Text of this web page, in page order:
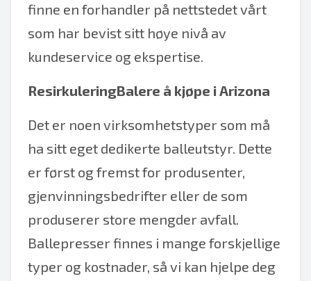
finne en forhandler på nettstedet vårt
som har bevist sitt høye nivå av
kundeservice og ekspertise.
ResirkuleringBalere å kjøpe i Arizona
Det er noen virksomhetstyper som må
ha sitt eget dedikerte balleutstyr. Dette
er først og fremst for produsenter,
gjenvinningsbedrifter eller de som
produserer store mengder avfall.
Ballepresser finnes i mange forskjellige
typer og kostnader, så vi kan hjelpe deg